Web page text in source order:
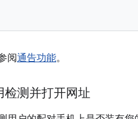
阅通告功能。
检测并打开网址